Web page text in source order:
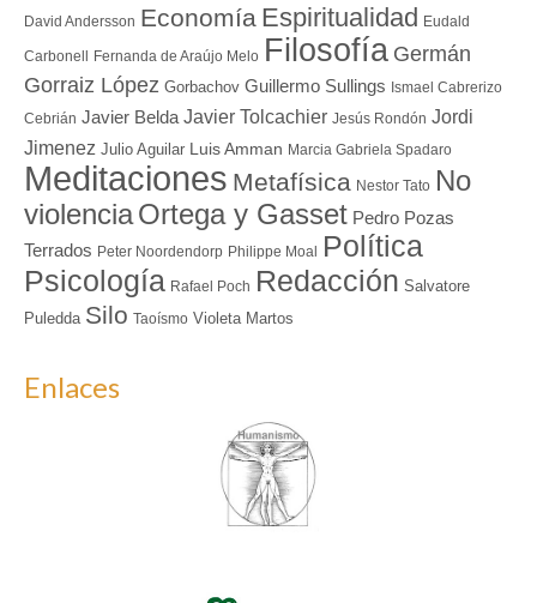
David Andersson Economía Espiritualidad Eudald
Carbonell Fernanda de Araújo Melo Filosofía Germán
Gorraiz López Gorbachov Guillermo Sullings Ismael Cabrerizo
Cebrián Javier Belda Javier Tolcachier Jesús Rondón Jordi
Jimenez Julio Aguilar Luis Amman Marcia Gabriela Spadaro
Meditaciones Metafísica Nestor Tato No
violenciaOrtega y Gasset Pedro Pozas
Terrados Peter Noordendorp Philippe Moal Política
Psicología Rafael Poch Redacción Salvatore
Puledda Silo Taoísmo Violeta Martos
Enlaces